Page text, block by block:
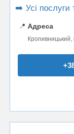
➡️ Усі послуги
📍 Адреса